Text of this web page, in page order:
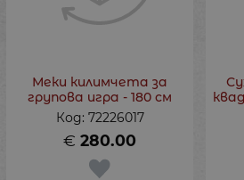
Меки килимчета за
групова игра - 180 см
Код: 72226017
280.00
€